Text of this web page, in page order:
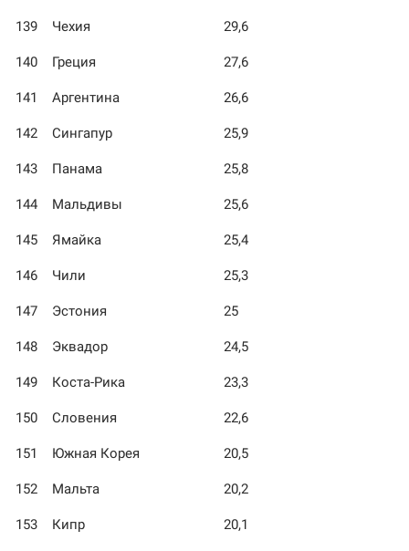
139 Чехия 29,6
140 Греция 27,6
141 Аргентина 26,6
142 Сингапур 25,9
143 Панама 25,8
144 Мальдивы 25,6
145 Ямайка 25,4
146 Чили 25,3
147 Эстония 25
148 Эквадор 24,5
149 Коста-Рика 23,3
150 Словения 22,6
151 Южная Корея 20,5
152 Мальта 20,2
153 Кипр 20,1